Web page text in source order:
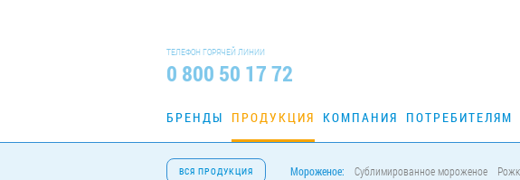
ТЕЛЕФОН ГОРЯЧЕЙ ЛИНИИ
0 800 50 17 72
БРЕНДЫ ПРОДУКЦИЯ КОМПАНИЯ ПОТРЕБИТЕЛЯМ
ВСЯ ПРОДУКЦИЯ Мороженое: Сублимированное мороженое